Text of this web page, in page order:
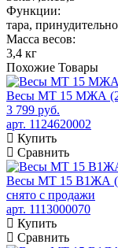
Функции:
тара,
Масса весов:
3,4 кг
Похожие Товары
Весы МТ 15 МЖА (2/
3 799 руб.
арт. 1124620002
Купить
Сравнить
Весы МТ 15 В1ЖА
снято с продажи
арт. 1113000070
Купить
Сравнить